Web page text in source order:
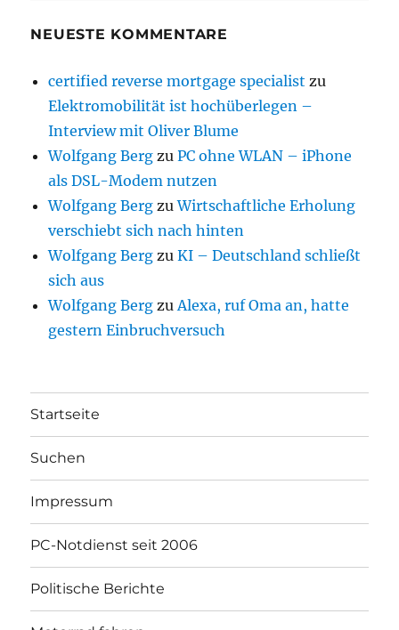
NEUESTE KOMMENTARE
certified reverse mortgage specialist zu
Elektromobilität ist hochüberlegen –
Interview mit Oliver Blume
Wolfgang Berg zuPC ohne WLAN – iPhone
als DSL-Modem nutzen
Wolfgang Berg zuWirtschaftliche Erholung
verschiebt sich nach hinten
Wolfgang Berg zuKI – Deutschland schließt
sich aus
Wolfgang Berg zu Alexa, ruf Oma an, hatte
gestern Einbruchversuch
Startseite
Suchen
Impressum
PC-Notdienst seit 2006
Politische Berichte